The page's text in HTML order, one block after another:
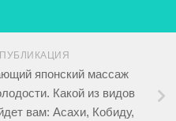
японский массаж
Какой из видов
вам: Асахи, Кобиду,